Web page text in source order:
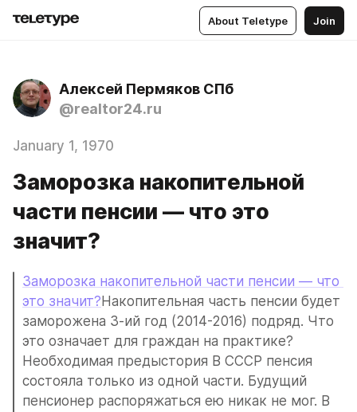
About Teletype Join
Алексей Пермяков СПб
@realtor24.ru
January 1, 1970
Заморозка накопительной
части пенсии — что это
значит?
Заморозка накопительной части пенсии — что
это значит? Накопительная часть пенсии будет
заморожена 3-ий год (2014-2016) подряд. Что
это означает для граждан на практике?
Необходимая предыстория В СССР пенсия
состояла только из одной части. Будущий
пенсионер распоряжаться ею никак не мог. В